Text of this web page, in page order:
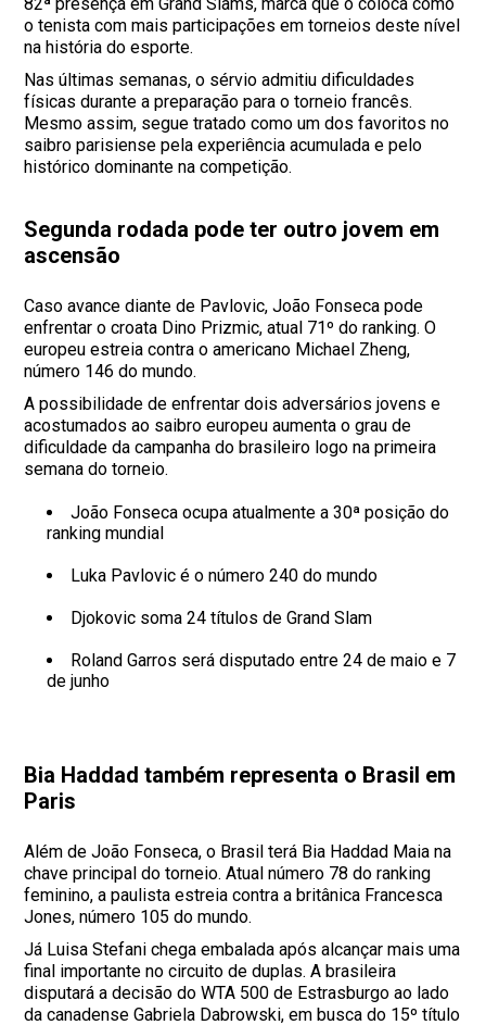
o tenista com mais participações em torneios deste nível
na história do esporte.
Nas últimas semanas, o sérvio admitiu dificuldades
físicas durante a preparação para o torneio francês.
Mesmo assim, segue tratado como um dos favoritos no
saibro parisiense pela experiência acumulada e pelo
histórico dominante na competição.
Segunda rodada pode ter outro jovem em
ascensão
Caso avance diante de Pavlovic, João Fonseca pode
enfrentar o croata Dino Prizmic, atual 71º do ranking. O
europeu estreia contra o americano Michael Zheng,
número 146 do mundo.
A possibilidade de enfrentar dois adversários jovens e
acostumados ao saibro europeu aumenta o grau de
dificuldade da campanha do brasileiro logo na primeira
semana do torneio.
João Fonseca ocupa atualmente a 30ª posição do
ranking mundial
Luka Pavlovic é o número 240 do mundo
Djokovic soma 24 títulos de Grand Slam
Roland Garros será disputado entre 24 de maio e 7
de junho
Bia Haddad também representa o Brasil em
Paris
Além de João Fonseca, o Brasil terá Bia Haddad Maia na
chave principal do torneio. Atual número 78 do ranking
feminino, a paulista estreia contra a britânica Francesca
Jones, número 105 do mundo.
Já Luisa Stefani chega embalada após alcançar mais uma
final importante no circuito de duplas. A brasileira
disputará a decisão do WTA 500 de Estrasburgo ao lado
da canadense Gabriela Dabrowski, em busca do 15º título